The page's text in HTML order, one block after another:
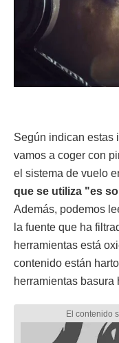
Según indican estas
vamos a coger con
el sistema de vuelo
que se utiliza "es
Además, podemos
la fuente que ha
herramientas está
contenido están
herramientas basura